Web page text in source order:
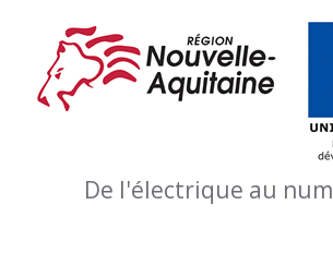
De l'électrique au